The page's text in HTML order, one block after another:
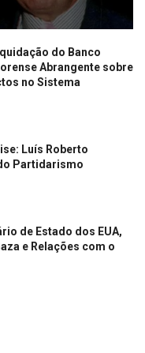
do Banco
Abrangente sobre
no Sistema
Luís Roberto
Partidarismo
de Estado dos EUA,
e Relações com o